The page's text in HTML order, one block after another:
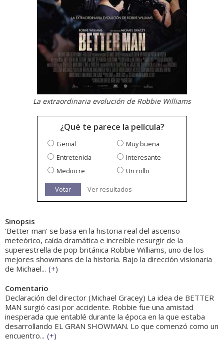
La extraordinaria evolución de Robbie Williams
¿Qué te parece la película?
Genial
Muy buena
Entretenida
Interesante
Mediocre
Un rollo
Votar Ver resultados
Sinopsis
'Better man' se basa en la historia real del ascenso
meteórico, caída dramática e increíble resurgir de la
superestrella de pop británica Robbie Williams, uno de los
mejores showmans de la historia. Bajo la dirección visionaria
de Michael... (+)
Comentario
Declaración del director (Michael Gracey) La idea de BETTER
MAN surgió casi por accidente. Robbie fue una amistad
inesperada que entablé durante la época en la que estaba
desarrollando EL GRAN SHOWMAN. Lo que comenzó como un
encuentro... (+)